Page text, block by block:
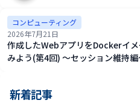
コンピューティング
2026年7月21日
作成したWebアプリをDockerイ
みよう(第4回) ～セッション維持編
新着記事